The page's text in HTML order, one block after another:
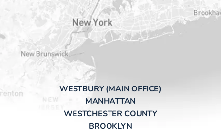
WESTBURY (MAIN OFFICE)
MANHATTAN
WESTCHESTER COUNTY
BROOKLYN